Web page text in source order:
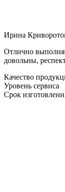
Ирина
Отлично
довольны,
Качество
Уровень сервиса
Срок